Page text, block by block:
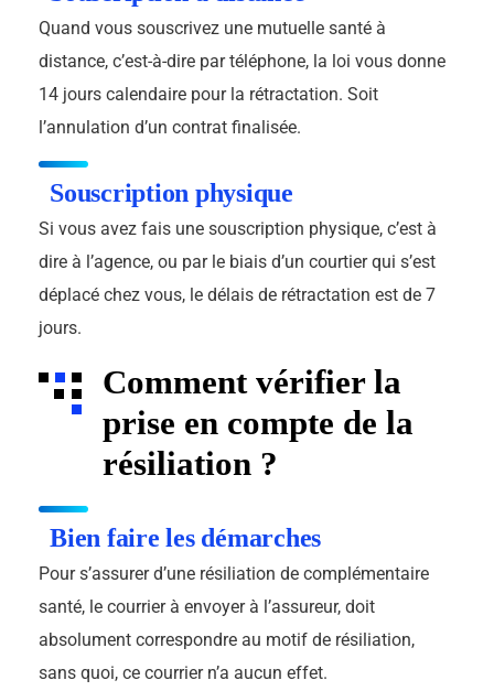
Quand vous souscrivez une mutuelle santé à
distance, c’est-à-dire par téléphone, la loi vous donne
14 jours calendaire pour la rétractation. Soit
l’annulation d’un contrat finalisée.
Souscription physique
Si vous avez fais une souscription physique, c’est à
dire à l’agence, ou par le biais d’un courtier qui s’est
déplacé chez vous, le délais de rétractation est de 7
jours.
Comment vérifier la
prise en compte de la
résiliation ?
Bien faire les démarches
Pour s’assurer d’une résiliation de complémentaire
santé, le courrier à envoyer à l’assureur, doit
absolument correspondre au motif de résiliation,
sans quoi, ce courrier n’a aucun effet.